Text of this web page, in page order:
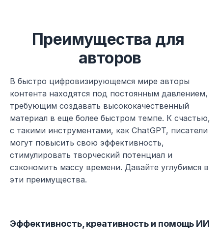
Преимущества для
авторов
В быстро цифровизирующемся мире авторы
контента находятся под постоянным давлением,
требующим создавать высококачественный
материал в еще более быстром темпе. К счастью,
с такими инструментами, как ChatGPT, писатели
могут повысить свою эффективность,
стимулировать творческий потенциал и
сэкономить массу времени. Давайте углубимся в
эти преимущества.
Эффективность, креативность и помощь ИИ